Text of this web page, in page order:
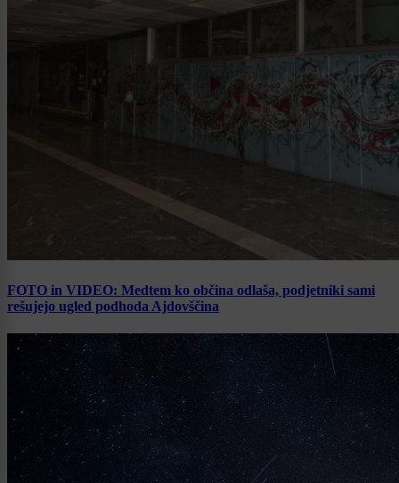
FOTO in VIDEO: Medtem ko občina odlaša, podjetniki sami
rešujejo ugled podhoda Ajdovščina